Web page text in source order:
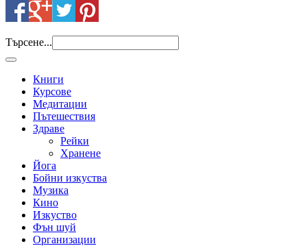
Търсене...
Книги
Курсове
Медитации
Пътешествия
Здраве
Рейки
Хранене
Йога
Бойни изкуства
Музика
Кино
Изкуство
Фън шуй
Организации